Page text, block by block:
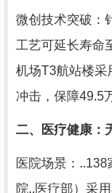
微创技术突破：
工艺可延长寿命
机场T3航站楼采
冲击，保障49.5
二、医疗健康：
医院场景：
院..医疗部）采